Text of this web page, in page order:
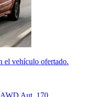
el vehículo ofertado.
Aut. 170